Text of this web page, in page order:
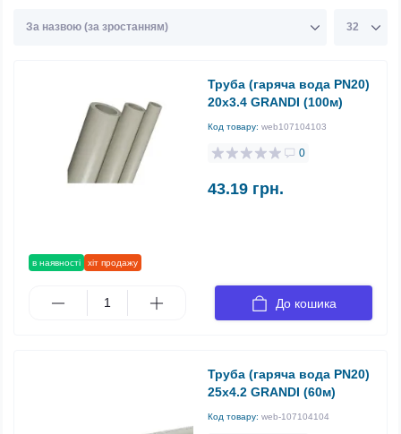
в наявності хіт продажу
Труба (гаряча вода PN20)
20х3.4 GRANDI (100м)
Код товару: web107104103
0
43.19 грн.
До кошика
Труба (гаряча вода PN20)
25х4.2 GRANDI (60м)
Код товару: web-107104104